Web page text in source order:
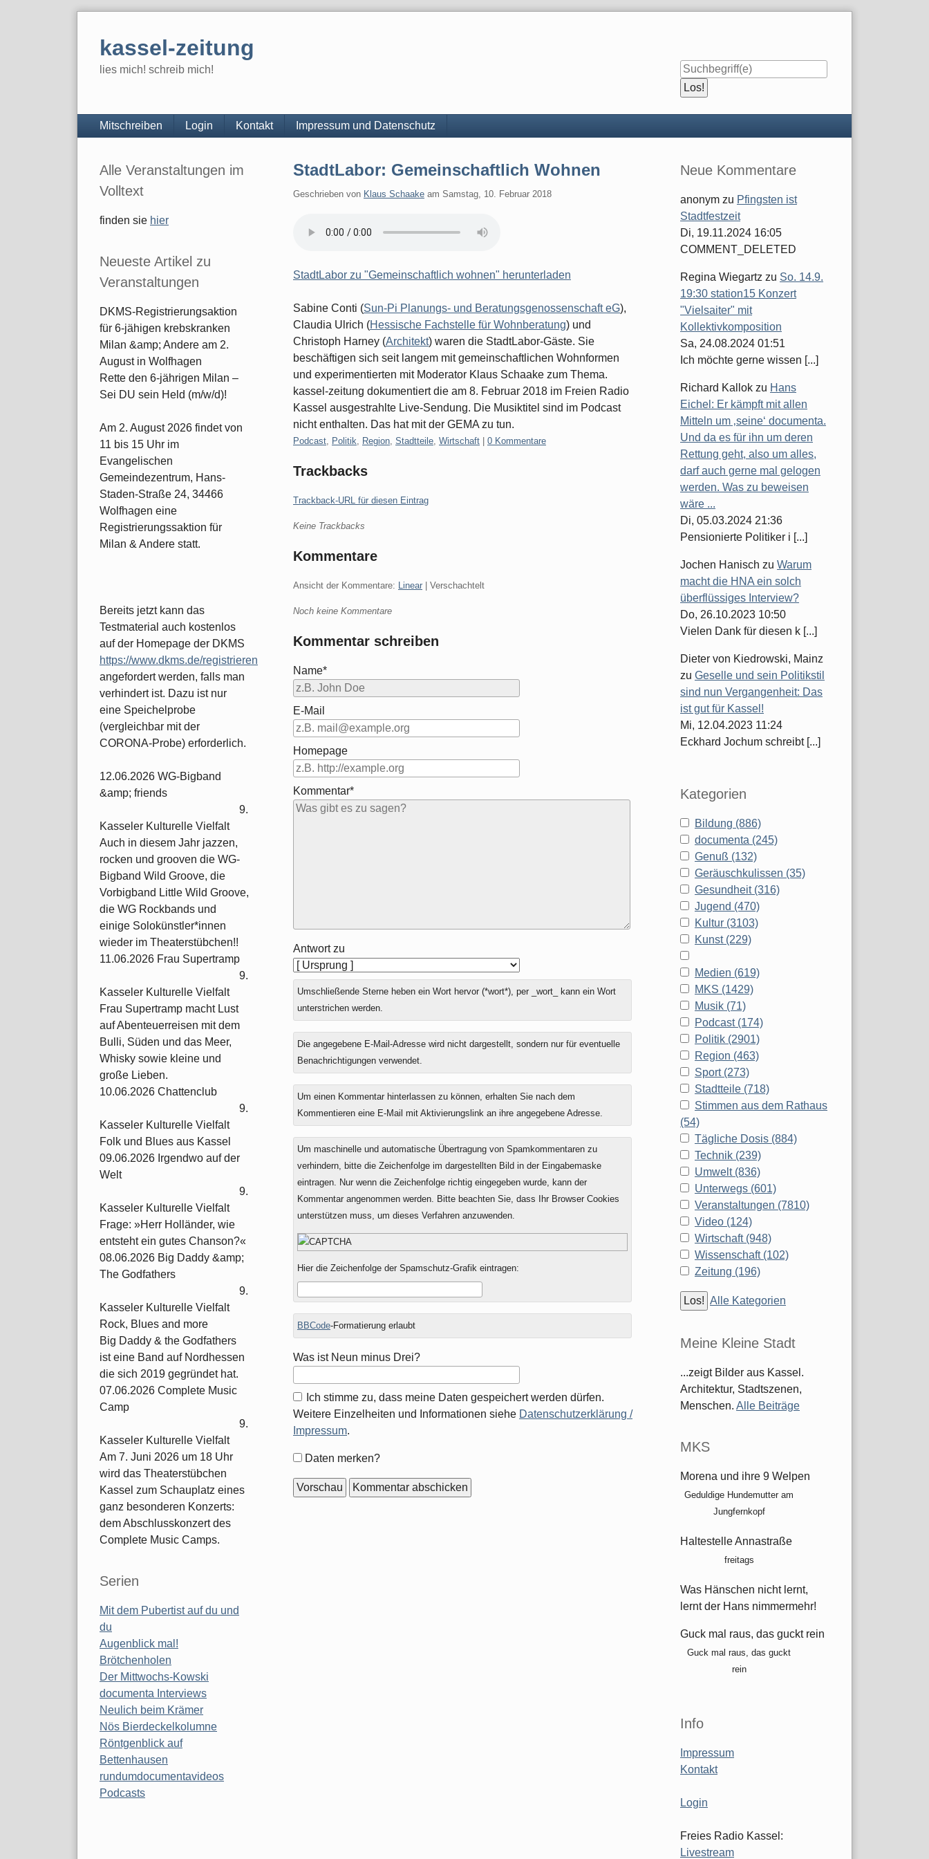
kassel-zeitung
lies mich! schreib mich!
Navigation
Mitschreiben Login Kontakt Impressum und Datenschutz
StadtLabor: Gemeinschaftlich Wohnen
Geschrieben von Klaus Schaake am Samstag, 10. Februar 2018
StadtLabor zu "Gemeinschaftlich wohnen" herunterladen
Sabine Conti (Sun-Pi Planungs- und Beratungsgenossenschaft eG),
Claudia Ulrich (Hessische Fachstelle für Wohnberatung) und
Christoph Harney (Architekt) waren die StadtLabor-Gäste. Sie
beschäftigen sich seit langem mit gemeinschaftlichen Wohnformen
und experimentierten mit Moderator Klaus Schaake zum Thema.
kassel-zeitung dokumentiert die am 8. Februar 2018 im Freien Radio
Kassel ausgestrahlte Live-Sendung. Die Musiktitel sind im Podcast
nicht enthalten. Das hat mit der GEMA zu tun.
Kategorien:
Podcast, Politik, Region, Stadtteile, Wirtschaft 0 Kommentare
Trackbacks
Trackback-URL für diesen Eintrag
Keine Trackbacks
Kommentare
Ansicht der Kommentare: Linear | Verschachtelt
Noch keine Kommentare
Kommentar schreiben
Name*
E-Mail
Homepage
Kommentar*
Antwort zu
Umschließende Sterne heben ein Wort hervor (*wort*), per _wort_ kann ein Wort
unterstrichen werden.
Die angegebene E-Mail-Adresse wird nicht dargestellt, sondern nur für eventuelle
Benachrichtigungen verwendet.
Um einen Kommentar hinterlassen zu können, erhalten Sie nach dem
Kommentieren eine E-Mail mit Aktivierungslink an ihre angegebene Adresse.
Um maschinelle und automatische Übertragung von Spamkommentaren zu
verhindern, bitte die Zeichenfolge im dargestellten Bild in der Eingabemaske
eintragen. Nur wenn die Zeichenfolge richtig eingegeben wurde, kann der
Kommentar angenommen werden. Bitte beachten Sie, dass Ihr Browser Cookies
unterstützen muss, um dieses Verfahren anzuwenden.
Hier die Zeichenfolge der Spamschutz-Grafik eintragen:
BBCode-Formatierung erlaubt
Was ist Neun minus Drei?
Ich stimme zu, dass meine Daten gespeichert werden dürfen.
Weitere Einzelheiten und Informationen siehe Datenschutzerklärung /
Impressum.
Formular-
Daten merken?
Seitenleiste
Alle Veranstaltungen im
Volltext
finden sie hier
Neueste Artikel zu
Veranstaltungen
DKMS-Registrierungsaktion
für 6-jähigen krebskranken
Milan &amp; Andere am 2.
August in Wolfhagen
Rette den 6-jährigen Milan –
Sei DU sein Held (m/w/d)!
Am 2. August 2026 findet von
11 bis 15 Uhr im
Evangelischen
Gemeindezentrum, Hans-
Staden-Straße 24, 34466
Wolfhagen eine
Registrierungssaktion für
Milan & Andere statt.
Bereits jetzt kann das
Testmaterial auch kostenlos
auf der Homepage der DKMS
https://www.dkms.de/registrieren
angefordert werden, falls man
verhindert ist. Dazu ist nur
eine Speichelprobe
(vergleichbar mit der
CORONA-Probe) erforderlich.
12.06.2026 WG-Bigband
&amp; friends
9.
Kasseler Kulturelle Vielfalt
Auch in diesem Jahr jazzen,
rocken und grooven die WG-
Bigband Wild Groove, die
Vorbigband Little Wild Groove,
die WG Rockbands und
einige Solokünstler*innen
wieder im Theaterstübchen!!
11.06.2026 Frau Supertramp
9.
Kasseler Kulturelle Vielfalt
Frau Supertramp macht Lust
auf Abenteuerreisen mit dem
Bulli, Süden und das Meer,
Whisky sowie kleine und
große Lieben.
10.06.2026 Chattenclub
9.
Kasseler Kulturelle Vielfalt
Folk und Blues aus Kassel
09.06.2026 Irgendwo auf der
Welt
9.
Kasseler Kulturelle Vielfalt
Frage: »Herr Holländer, wie
entsteht ein gutes Chanson?«
08.06.2026 Big Daddy &amp;
The Godfathers
9.
Kasseler Kulturelle Vielfalt
Rock, Blues and more
Big Daddy & the Godfathers
ist eine Band auf Nordhessen
die sich 2019 gegründet hat.
07.06.2026 Complete Music
Camp
9.
Kasseler Kulturelle Vielfalt
Am 7. Juni 2026 um 18 Uhr
wird das Theaterstübchen
Kassel zum Schauplatz eines
ganz besonderen Konzerts:
dem Abschlusskonzert des
Complete Music Camps.
Serien
Mit dem Pubertist auf du und
du
Augenblick mal!
Brötchenholen
Der Mittwochs-Kowski
documenta Interviews
Neulich beim Krämer
Nös Bierdeckelkolumne
Röntgenblick auf
Bettenhausen
rundumdocumentavideos
Podcasts
Seitenleiste
Neue Kommentare
anonym zu Pfingsten ist
Stadtfestzeit
Di, 19.11.2024 16:05
COMMENT_DELETED
Regina Wiegartz zu So. 14.9.
19:30 station15 Konzert
"Vielsaiter" mit
Kollektivkomposition
Sa, 24.08.2024 01:51
Ich möchte gerne wissen [...]
Richard Kallok zu Hans
Eichel: Er kämpft mit allen
Mitteln um ‚seine‘ documenta.
Und da es für ihn um deren
Rettung geht, also um alles,
darf auch gerne mal gelogen
werden. Was zu beweisen
wäre ...
Di, 05.03.2024 21:36
Pensionierte Politiker i [...]
Jochen Hanisch zu Warum
macht die HNA ein solch
überflüssiges Interview?
Do, 26.10.2023 10:50
Vielen Dank für diesen k [...]
Dieter von Kiedrowski, Mainz
zu Geselle und sein Politikstil
sind nun Vergangenheit: Das
ist gut für Kassel!
Mi, 12.04.2023 11:24
Eckhard Jochum schreibt [...]
Kategorien
Bildung (886)
documenta (245)
Genuß (132)
Geräuschkulissen (35)
Gesundheit (316)
Jugend (470)
Kultur (3103)
Kunst (229)
Medien (619)
MKS (1429)
Musik (71)
Podcast (174)
Politik (2901)
Region (463)
Sport (273)
Stadtteile (718)
Stimmen aus dem Rathaus
(54)
Tägliche Dosis (884)
Technik (239)
Umwelt (836)
Unterwegs (601)
Veranstaltungen (7810)
Video (124)
Wirtschaft (948)
Wissenschaft (102)
Zeitung (196)
Alle Kategorien
Meine Kleine Stadt
...zeigt Bilder aus Kassel.
Architektur, Stadtszenen,
Menschen. Alle Beiträge
MKS
Morena und ihre 9 Welpen
Geduldige Hundemutter am
Jungfernkopf
Haltestelle Annastraße
freitags
Was Hänschen nicht lernt,
lernt der Hans nimmermehr!
Guck mal raus, das guckt rein
Guck mal raus, das guckt
rein
Info
Impressum
Kontakt
Login
Freies Radio Kassel:
Livestream